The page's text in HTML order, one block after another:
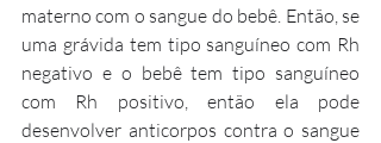
materno com o sangue do bebê. Então, se
uma grávida tem tipo sanguíneo com Rh
negativo e o bebê tem tipo sanguíneo
com Rh positivo, então ela pode
desenvolver anticorpos contra o sangue